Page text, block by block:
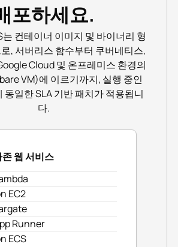
포하세요.
는 컨테이너 이미지 및 바이너리 형
, 서버리스 함수부터 쿠버네티스,
Cloud 및 온프레미스 환경의
VM)에 이르기까지, 실행 중인
동일한 SLA 기반 패치가 적용됩니
다.
웹 서비스
EC2
Runner
ECS